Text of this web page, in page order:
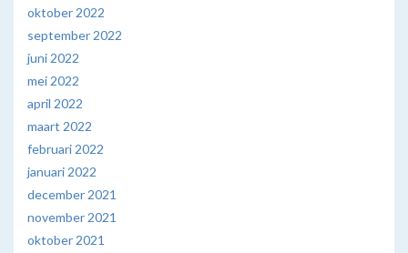
oktober 2022
september 2022
juni 2022
mei 2022
april 2022
maart 2022
februari 2022
januari 2022
december 2021
november 2021
oktober 2021